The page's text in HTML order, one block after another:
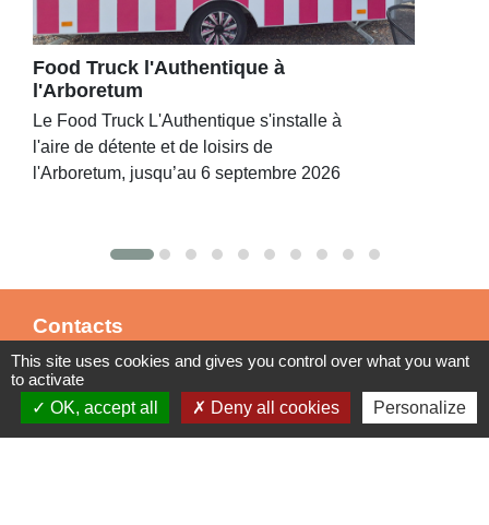
Food Truck l'Authentique à
l'Arboretum
Le Food Truck L'Authentique s'installe à
l'aire de détente et de loisirs de
l'Arboretum, jusqu’au 6 septembre 2026
Contacts
Commune de St Nicolas de Port
4bis place de la République
54210 Saint-Nicolas-de-Port - FRANCE
This site uses cookies and gives you control over what you want
to activate
OK, accept all
Deny all cookies Personalize